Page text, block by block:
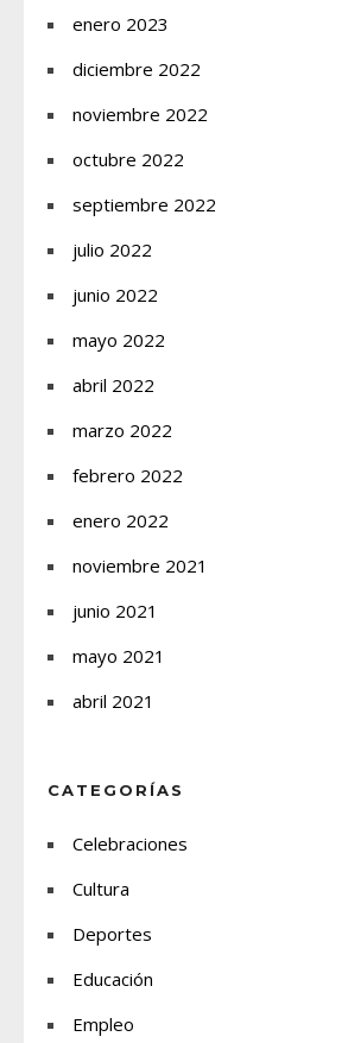
enero 2023
diciembre 2022
noviembre 2022
octubre 2022
septiembre 2022
julio 2022
junio 2022
mayo 2022
abril 2022
marzo 2022
febrero 2022
enero 2022
noviembre 2021
junio 2021
mayo 2021
abril 2021
CATEGORÍAS
Celebraciones
Cultura
Deportes
Educación
Empleo